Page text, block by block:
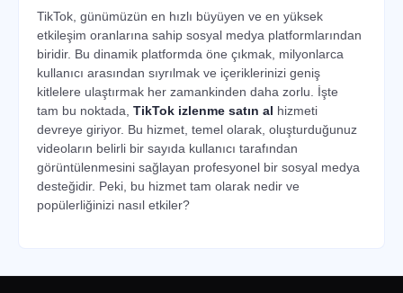
Şırnak'tan bir kullanıcı
TikTok 2,500 TikTok İzlenme
siparişi oluşturdu.
26 dakika önce
Karabük'ten bir kullanıcı
TikTok 25,000 TikTok İzlenmesiparişi oluşturdu.
33 dakika önce
Iğdır'dan bir kullanıcı
TikTok 1,000 TikTok İzlenme
siparişi oluşturdu.
TikTok, günümüzün en hızlı büyüyen ve en yüksek
etkileşim oranlarına sahip sosyal medya platformlarından
biridir. Bu dinamik platformda öne çıkmak, milyonlarca
kullanıcı arasından sıyrılmak ve içeriklerinizi geniş
kitlelere ulaştırmak her zamankinden daha zorlu. İşte
tam bu noktada, TikTok izlenme satın al hizmeti
devreye giriyor. Bu hizmet, temel olarak, oluşturduğunuz
videoların belirli bir sayıda kullanıcı tarafından
görüntülenmesini sağlayan profesyonel bir sosyal medya
desteğidir. Peki, bu hizmet tam olarak nedir ve
popülerliğinizi nasıl etkiler?
en etkili roket yakıtıdır. Yeni bir hesap veya içerik üreticisi